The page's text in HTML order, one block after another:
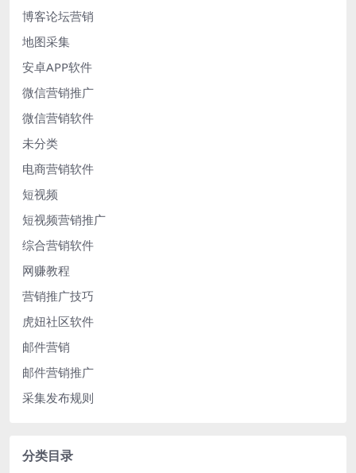
博客论坛营销
地图采集
安卓APP软件
微信营销推广
微信营销软件
未分类
电商营销软件
短视频
短视频营销推广
综合营销软件
网赚教程
营销推广技巧
虎妞社区软件
邮件营销
邮件营销推广
采集发布规则
分类目录